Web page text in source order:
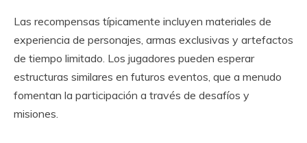
Las recompensas típicamente incluyen materiales de
experiencia de personajes, armas exclusivas y artefactos
de tiempo limitado. Los jugadores pueden esperar
estructuras similares en futuros eventos, que a menudo
fomentan la participación a través de desafíos y
misiones.